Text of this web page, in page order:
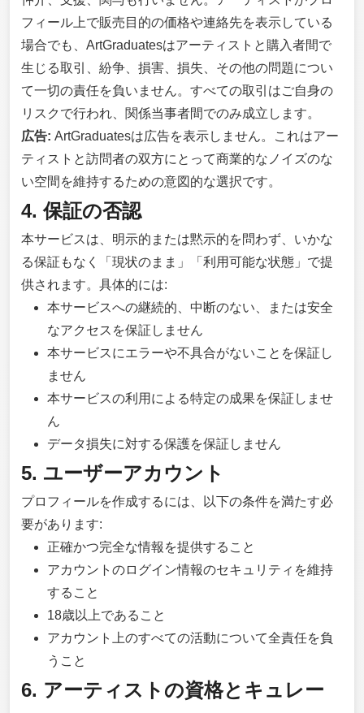
フィール上で販売目的の価格や連絡先を表示している
場合でも、ArtGraduatesはアーティストと購入者間で
生じる取引、紛争、損害、損失、その他の問題につい
て一切の責任を負いません。すべての取引はご自身の
リスクで行われ、関係当事者間でのみ成立します。
広告: ArtGraduatesは広告を表示しません。これはアー
ティストと訪問者の双方にとって商業的なノイズのな
い空間を維持するための意図的な選択です。
4. 保証の否認
本サービスは、明示的または黙示的を問わず、いかな
る保証もなく「現状のまま」「利用可能な状態」で提
供されます。具体的には:
本サービスへの継続的、中断のない、または安全
なアクセスを保証しません
本サービスにエラーや不具合がないことを保証し
ません
本サービスの利用による特定の成果を保証しませ
ん
データ損失に対する保護を保証しません
5. ユーザーアカウント
プロフィールを作成するには、以下の条件を満たす必
要があります:
正確かつ完全な情報を提供すること
アカウントのログイン情報のセキュリティを維持
すること
18歳以上であること
アカウント上のすべての活動について全責任を負
うこと
6. アーティストの資格とキュレー